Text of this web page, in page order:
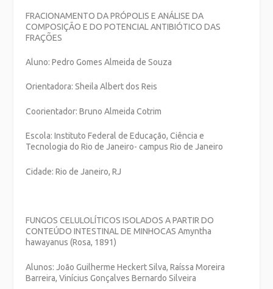
FRACIONAMENTO DA PRÓPOLIS E ANÁLISE DA
COMPOSIÇÃO E DO POTENCIAL ANTIBIÓTICO DAS
FRAÇÕES
Aluno: Pedro Gomes Almeida de Souza
Orientadora: Sheila Albert dos Reis
Coorientador: Bruno Almeida Cotrim
Escola: Instituto Federal de Educação, Ciência e
Tecnologia do Rio de Janeiro- campus Rio de Janeiro
Cidade: Rio de Janeiro, RJ
FUNGOS CELULOLÍTICOS ISOLADOS A PARTIR DO
CONTEÚDO INTESTINAL DE MINHOCASAmyntha
hawayanus (Rosa, 1891)
Alunos: João Guilherme Heckert Silva, Raíssa Moreira
Barreira, Vinícius Gonçalves Bernardo Silveira